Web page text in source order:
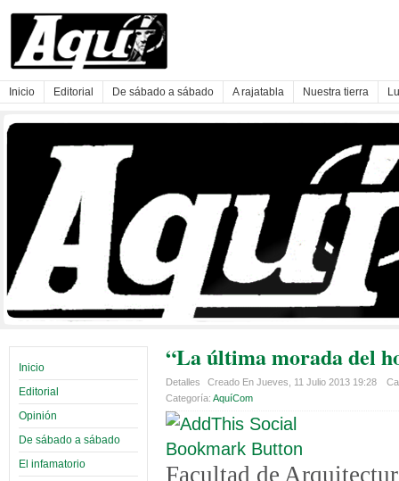
Inicio Editorial De sábado a sábado A rajatabla Nuestra tierra
Inicio
Editorial
Opinión
De sábado a sábado
El infamatorio
“La última morada del
Detalles Creado En Jueves, 11 Julio 2013 19:28
Categoría: AquíCom
Facultad de